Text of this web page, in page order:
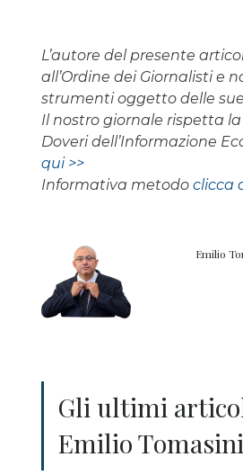
L’autore del presente
all’Ordine dei Giornalisti e
strumenti oggetto delle
Il nostro giornale rispetta
Doveri dell’Informazione
qui >>
Informativa metodo clicca
Emilio
Gli ultimi
Emilio Tomasini